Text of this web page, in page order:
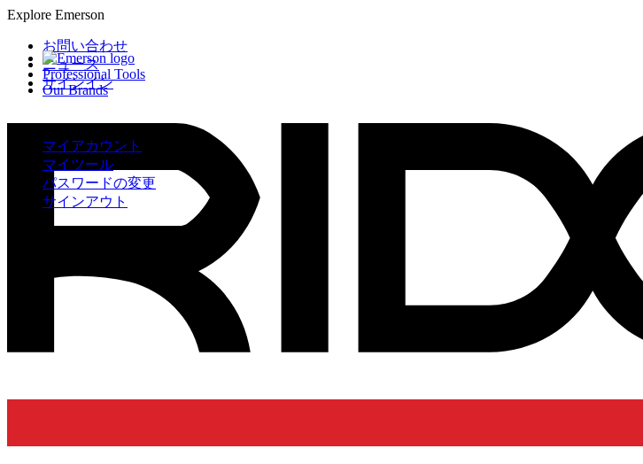
Explore Emerson
Professional Tools
Our Brands
お問い合わせ
ニュース
サインイン
マイアカウント
マイツール
パスワードの変更
サインアウト